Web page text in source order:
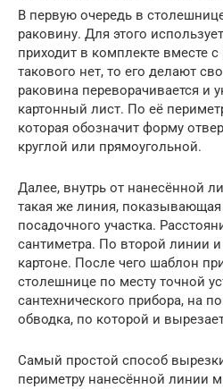
В первую очередь в
раковину. Для этого
приходит в комплекте вместе
такового нет, то его делают
раковина переворачивается и
картонный лист. По её
которая обозначит форму
круглой или прямоугольной.
Далее, внутрь от нанесённой
такая же линия,
посадочного участка.
сантиметра. По второй линии
картоне. После чего шаблон
столешнице по месту точной
сантехнического прибора, на
обводка, по которой и
Самый простой способ
периметру нанесённой линии